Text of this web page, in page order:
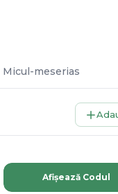
Micul-meserias
Afișează Codul